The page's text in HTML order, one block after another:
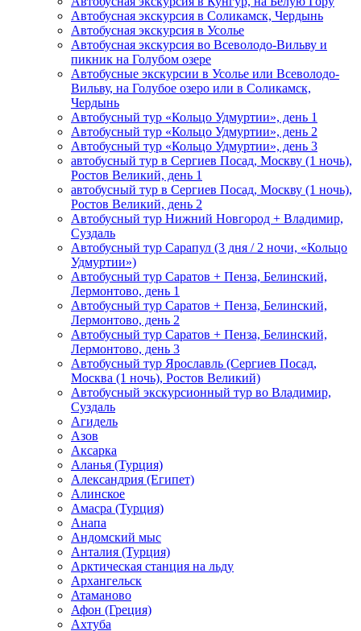
Автобусная экскурсия в Соликамск, Чердынь
Автобусная экскурсия в Усолье
Автобусная экскурсия во Всеволодо-Вильву и
пикник на Голубом озере
Автобусные экскурсии в Усолье или Всеволодо-
Вильву, на Голубое озеро или в Соликамск,
Чердынь
Автобусный тур «Кольцо Удмуртии», день 1
Автобусный тур «Кольцо Удмуртии», день 2
Автобусный тур «Кольцо Удмуртии», день 3
автобусный тур в Сергиев Посад, Москву (1 ночь),
Ростов Великий, день 1
автобусный тур в Сергиев Посад, Москву (1 ночь),
Ростов Великий, день 2
Автобусный тур Нижний Новгород + Владимир,
Суздаль
Автобусный тур Сарапул (3 дня / 2 ночи, «Кольцо
Удмуртии»)
Автобусный тур Саратов + Пенза, Белинский,
Лермонтово, день 1
Автобусный тур Саратов + Пенза, Белинский,
Лермонтово, день 2
Автобусный тур Саратов + Пенза, Белинский,
Лермонтово, день 3
Автобусный тур Ярославль (Сергиев Посад,
Москва (1 ночь), Ростов Великий)
Автобусный экскурсионный тур во Владимир,
Суздаль
Агидель
Азов
Аксарка
Аланья (Турция)
Александрия (Египет)
Алинское
Амасра (Турция)
Анапа
Андомский мыс
Анталия (Турция)
Арктическая станция на льду
Архангельск
Атаманово
Афон (Греция)
Ахтуба